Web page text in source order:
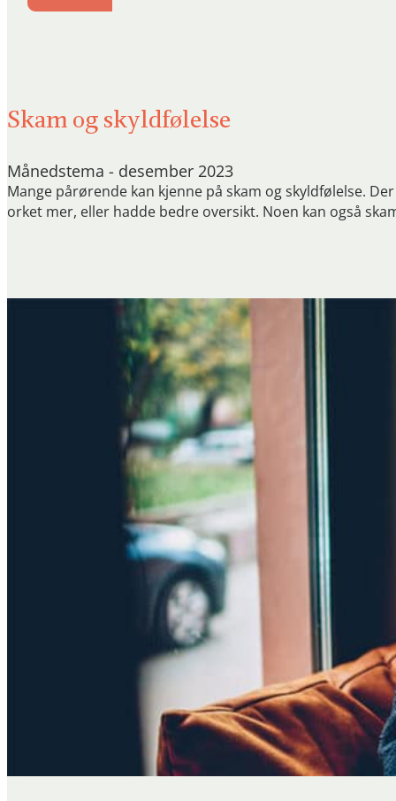
Skam og skyldfølelse
Månedstema - desember 2023
Mange pårørende kan kjenne på skam og skyldfølelse.
orket mer, eller hadde bedre oversikt. Noen kan også